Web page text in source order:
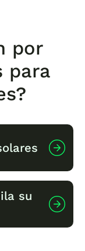
por
para
para
tu consumo
su